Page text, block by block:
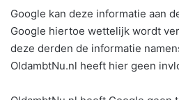
Google kan deze informatie aan
Google hiertoe wettelijk wordt
deze derden de informatie
OldambtNu.nl heeft hier geen